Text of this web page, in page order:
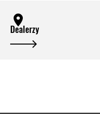
Dealerzy